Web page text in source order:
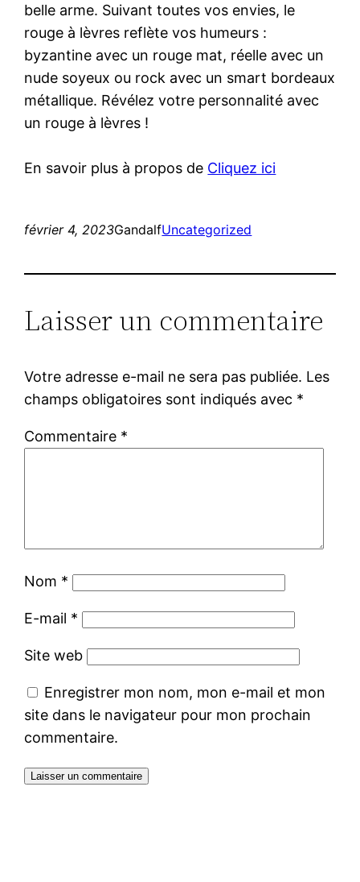
belle arme. Suivant toutes vos envies, le
rouge à lèvres reflète vos humeurs :
byzantine avec un rouge mat, réelle avec un
nude soyeux ou rock avec un smart bordeaux
métallique. Révélez votre personnalité avec
un rouge à lèvres !
En savoir plus à propos de Cliquez ici
février 4, 2023GandalfUncategorized
Laisser un commentaire
Votre adresse e-mail ne sera pas publiée. Les
champs obligatoires sont indiqués avec *
Commentaire *
Nom *
E-mail *
Site web
Enregistrer mon nom, mon e-mail et mon
site dans le navigateur pour mon prochain
commentaire.